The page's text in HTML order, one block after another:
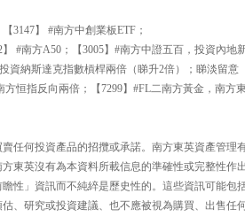
3147】 #南方中創業板ETF；
#南方A50；【3005】#南方中證五百，投資內
資納斯達克指數槓桿兩倍（睇升2倍）；睇淡留意
恒指反向兩倍；【7299】#FL二南方黃金，南方
任何投資產品的招攬或承諾。南方東英資產管理
東英沒有為本資料所載信息的準確性或完整性作
性」資訊而不純綷是歷史性的。這些資訊可能包
、研究或投資建議、也不應被視為購買、出售任